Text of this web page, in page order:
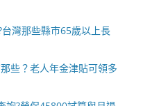
灣那些縣市65歲以上長
些？老人年金津貼可領多